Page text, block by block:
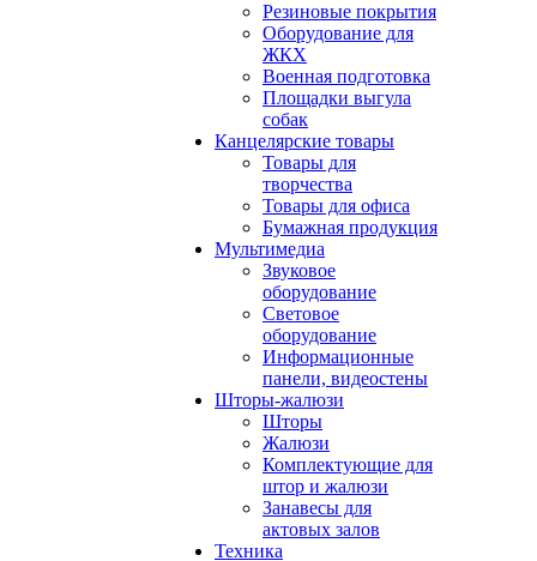
Резиновые покрытия
Оборудование для
ЖКХ
Военная подготовка
Площадки выгула
собак
Канцелярские товары
Товары для
творчества
Товары для офиса
Бумажная продукция
Мультимедиа
Звуковое
оборудование
Световое
оборудование
Информационные
панели, видеостены
Шторы-жалюзи
Шторы
Жалюзи
Комплектующие для
штор и жалюзи
Занавесы для
актовых залов
Техника